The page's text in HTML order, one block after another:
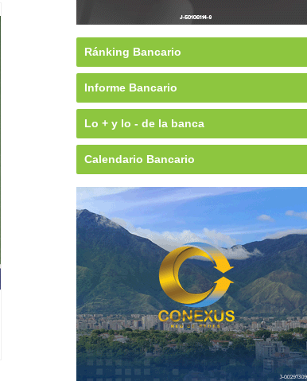
Ránking Bancario
Informe Bancario
Lo + y lo - de la banca
Calendario Bancario